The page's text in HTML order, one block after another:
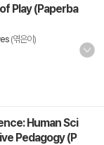
Play (Paperba
(엮은이)
Human Sci
Pedagogy (P